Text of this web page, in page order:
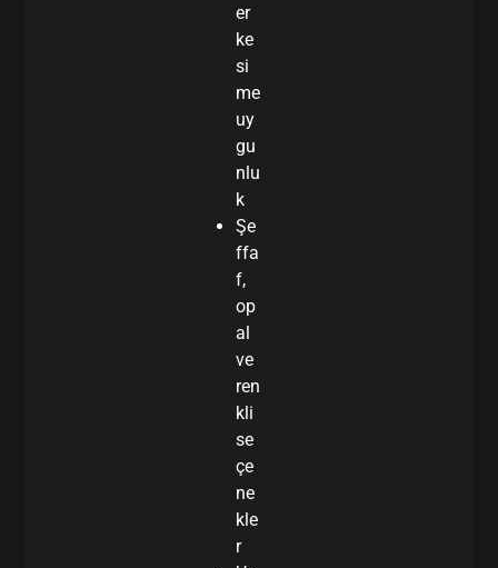
er
ke
si
me
uy
gu
nlu
k
Şe
ffa
f,
op
al
ve
ren
kli
se
çe
ne
kle
r